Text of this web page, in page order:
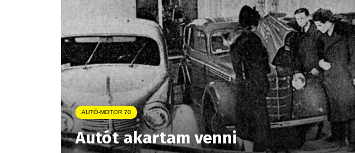
AUTÓ-MOTOR 70
Autót akartam venni